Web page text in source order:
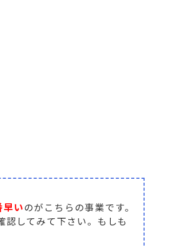
いのがこちらの事業です。
してみて下さい。もしも